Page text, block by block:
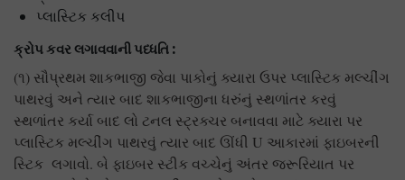
પ્લાસ્ટિક કલીપ
ક્રોપ કવર લગાવવાની પધ્ધતિ :
(૧) સૌપ્રથમ શાકભાજી જેવા પાકોનું ક્યારા ઉપર પ્લાસ્ટિક મલ્ચીંગ
પાથરવું અને ત્યાર બાદ શાકભાજીના ધરુંનું સ્થળાંતર કરવું
સ્થળાંતર કર્યા બાદ લો ટનલ સ્ટ્રક્ચર બનાવવા માટે ક્યારા પર
પ્લાસ્ટિક મલ્ચીંગ પાથરવું ત્યાર બાદ ઊંધી U આકારમાં ફાઇબરની
સ્ટિક લગાવો. બે ફાઇબર સ્ટીક વચ્ચેનું અંતર જરૂરિયાત પર